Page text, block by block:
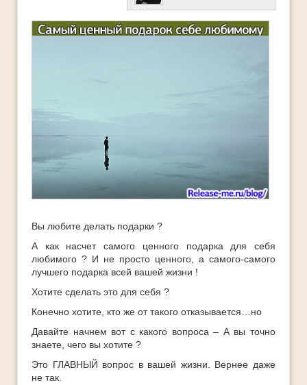
Методы стратегического успеха
Обучающее видео
Платные Продукты
Полезные книги
ТОП-10
Вы любите делать подарки ?
А как насчет самого ценного подарка для себя
любимого ? И не просто ценного, а самого-самого
лучшего подарка всей вашей жизни !
Хотите сделать это для себя ?
Конечно хотите, кто же от такого отказывается…но
Давайте начнем вот с какого вопроса – А вы точно
знаете, чего вы хотите ?
Это ГЛАВНЫЙ вопрос в вашей жизни. Вернее даже
не так.